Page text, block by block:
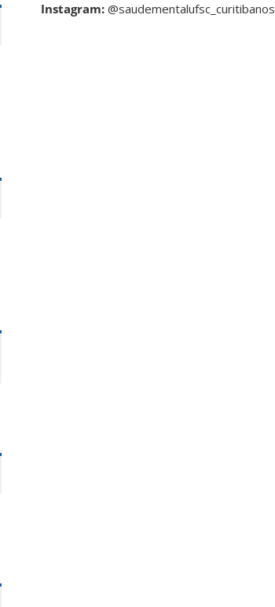
Instagram: @saudementalufsc_curitibanos